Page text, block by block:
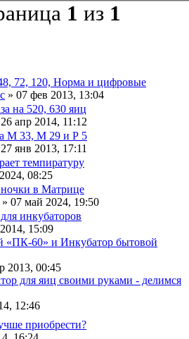
1 из 1
72, 120, Норма и цифровые
» 07 фев 2013, 13:04
на 520, 630 яиц
апр 2014, 11:12
М 33, М 29 и Р 5
янв 2013, 17:11
темпиратуру
08:25
в Матрице
» 07 май 2024, 19:50
инкубаторов
15:09
«ПК-60» и Инкубатор бытовой
2013, 00:45
для яиц своими руками - делимся
12:46
приобрести?